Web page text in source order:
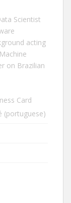
Scientist
acting
on Brazilian
Card
(portuguese)